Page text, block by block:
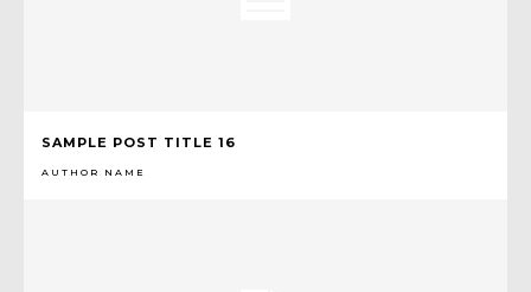
SAMPLE POST TITLE 16
AUTHOR NAME